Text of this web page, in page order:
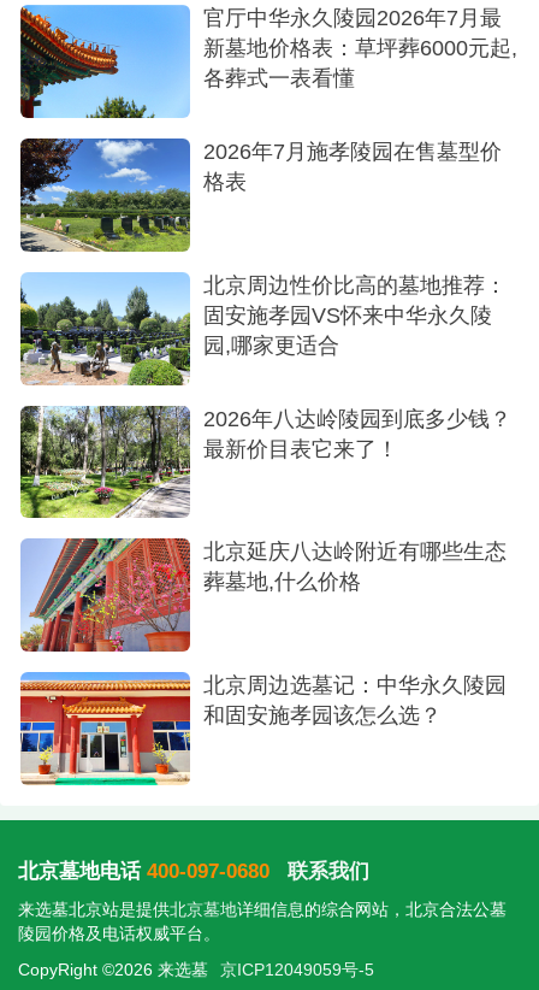
合适的选项。
官厅中华永久陵园2026年7月最
新墓地价格表：草坪葬6000元起,
各葬式一表看懂
2026年7月施孝陵园在售墓型价
格表
北京周边性价比高的墓地推荐：
固安施孝园VS怀来中华永久陵
园,哪家更适合
2026年八达岭陵园到底多少钱？
最新价目表它来了！
北京延庆八达岭附近有哪些生态
葬墓地,什么价格
北京周边选墓记：中华永久陵园
和固安施孝园该怎么选？
北京墓地电话 400-097-0680 联系我们
来选墓北京站是提供北京墓地详细信息的综合网站，北京合法公墓
陵园价格及电话权威平台。
CopyRight ©2026 来选墓
京ICP12049059号-5